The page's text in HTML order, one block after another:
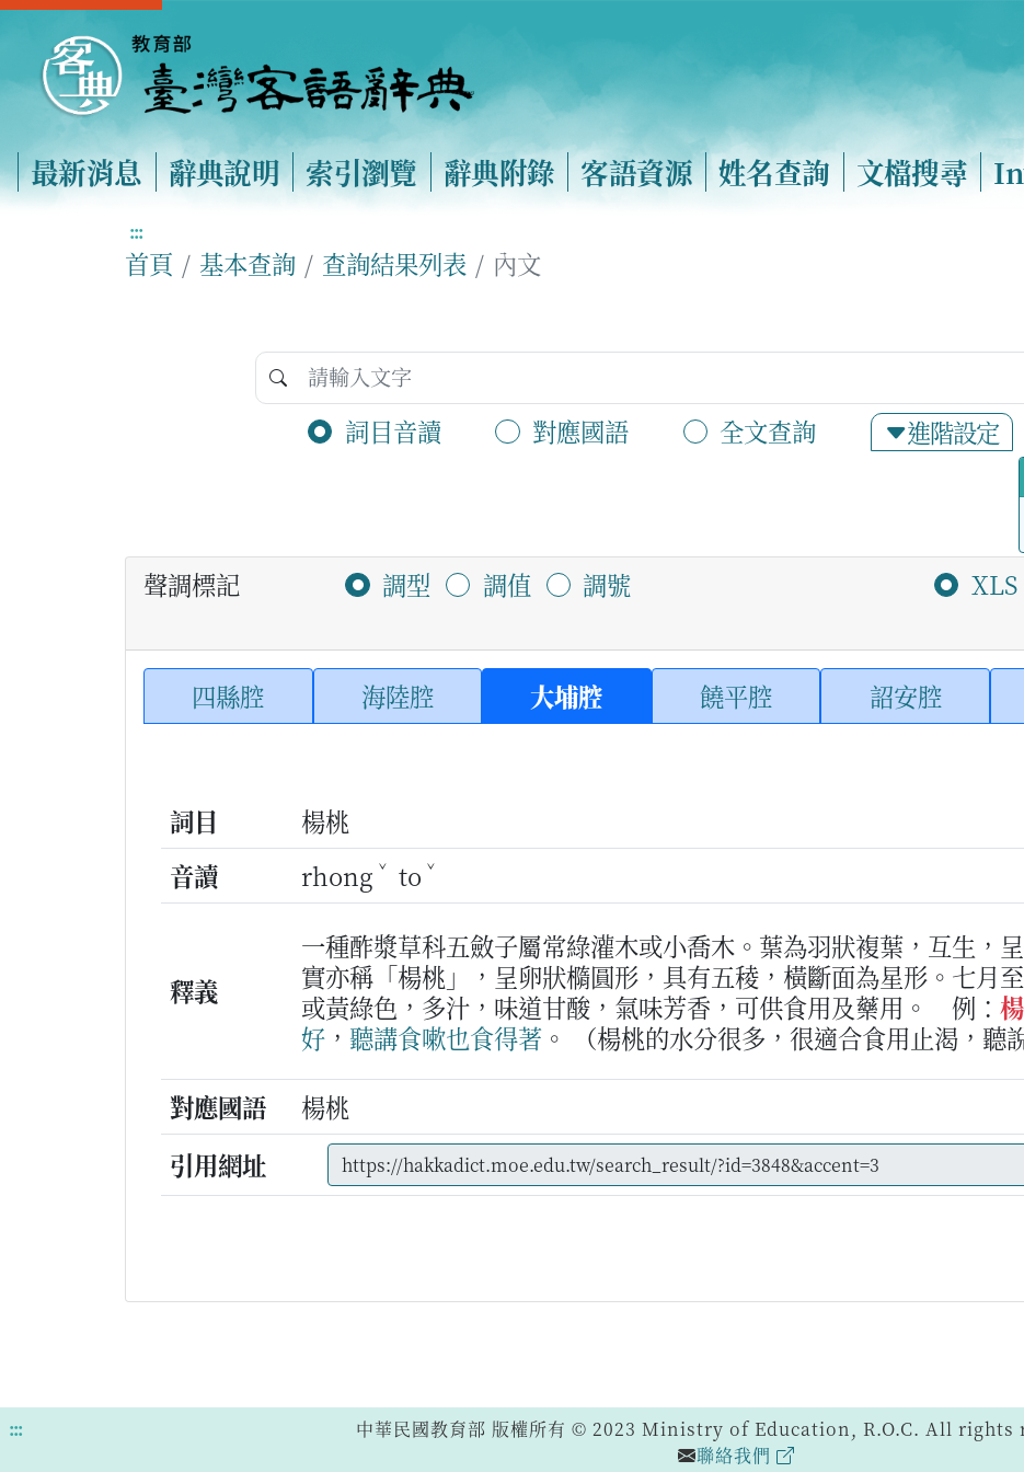
最新消息 辭典說明 索引瀏覽 辭典附錄 客語資源 姓名查詢 文檔搜尋
:::
首頁 基本查詢 查詢結果列表 內文
詞目音讀 對應國語 全文查詢 進階設定
聲調標記 調型 調值 調號 XLS
四縣腔 海陸腔 大埔腔 饒平腔 詔安腔
詞目
楊桃
音讀
rhong ˇ to ˇ
釋義
一種酢漿草科五斂子屬常綠灌木或小喬木。葉為羽狀複葉，互生，
實亦稱「楊桃」，呈卵狀橢圓形，具有五稜，橫斷面為星形。七月
或黃綠色，多汁，味道甘酸，氣味芳香，可供食用及藥用。
例：
好 ， 聽講食嗽也食得著 。
（楊桃的水分很多，很適合食用止渴，聽
對應國語
楊桃
引用網址
:::
中華民國教育部 版權所有 © 2023 Ministry of Education, R.O.C. All rights
聯絡我們